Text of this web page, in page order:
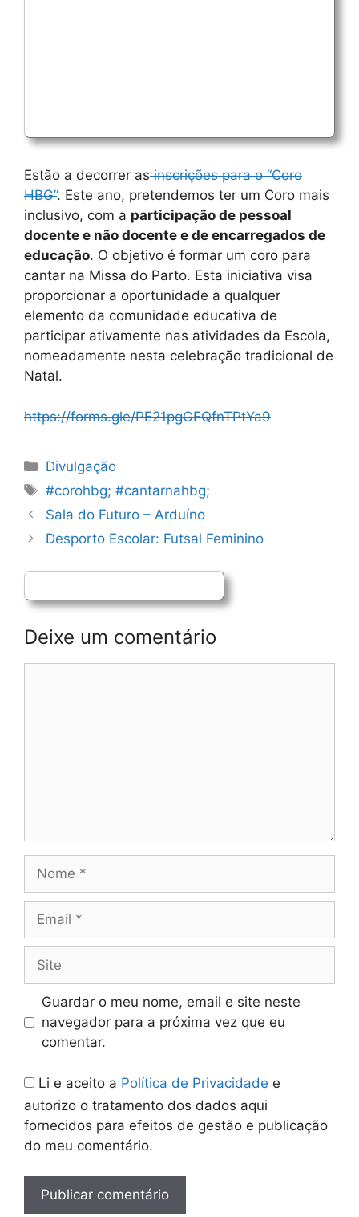
Estão a decorrer asinscrições para o “Coro
HBG”. Este ano, pretendemos ter um Coro mais
inclusivo, com a participação de pessoal
docente e não docente e de encarregados de
educação. O objetivo é formar um coro para
cantar na Missa do Parto. Esta iniciativa visa
proporcionar a oportunidade a qualquer
elemento da comunidade educativa de
participar ativamente nas atividades da Escola,
nomeadamente nesta celebração tradicional de
Natal.
https://forms.gle/PE21pgGFQfnTPtYa9
Categorias
Divulgação
Etiquetas
#corohbg; #cantarnahbg;
Navegação
de
Sala do Futuro – Arduíno
Desporto Escolar: Futsal Feminino
Deixe um comentário
Nome
Email
Site
Guardar o meu nome, email e site neste
navegador para a próxima vez que eu
comentar.
Li e aceito a Política de Privacidade e
autorizo o tratamento dos dados aqui
fornecidos para efeitos de gestão e publicação
do meu comentário.